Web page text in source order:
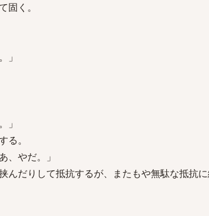
固く。
」
」
る。
、やだ。」
んだりして抵抗するが、またもや無駄な抵抗